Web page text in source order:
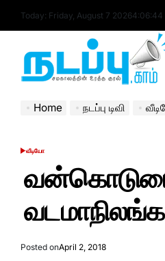
Today: Friday, August 7 20264:06:45
Home நடப்பு டிவி
POSTED
வீடியோ
Posted onApril 2, 2018